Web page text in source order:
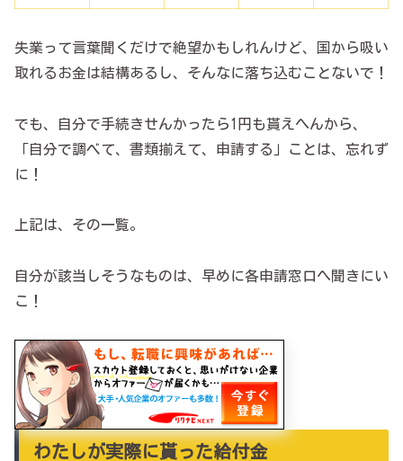
失業って言葉聞くだけで絶望かもしれんけど、国から吸い
取れるお金は結構あるし、そんなに落ち込むことないで！
でも、自分で手続きせんかったら1円も貰えへんから、
「自分で調べて、書類揃えて、申請する」ことは、忘れず
に！
上記は、その一覧。
自分が該当しそうなものは、早めに各申請窓口へ聞きにい
こ！
わたしが実際に貰った給付金